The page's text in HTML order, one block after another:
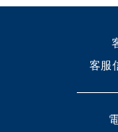
客服